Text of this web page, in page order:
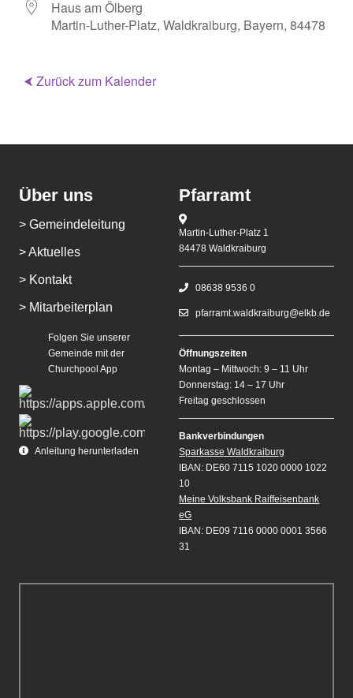
Haus am Ölberg
Martin-Luther-Platz, Waldkraiburg, Bayern, 84478
⮜ Zurück zum Kalender
Über uns
> Gemeindeleitung
> Aktuelles
> Kontakt
> Mitarbeiterplan
Folgen Sie unserer
Gemeinde mit der
Churchpool App
Anleitung herunterladen
Pfarramt
Martin-Luther-Platz 1
84478 Waldkraiburg
08638 9536 0
pfarramt.waldkraiburg@elkb.de
Öffnungszeiten
Montag – Mittwoch: 9 – 11 Uhr
Donnerstag: 14 – 17 Uhr
Freitag geschlossen
Bankverbindungen
Sparkasse Waldkraiburg
IBAN: DE60 7115 1020 0000 1022
10
Meine Volksbank Raiffeisenbank
eG
IBAN: DE09 7116 0000 0001 3566
31